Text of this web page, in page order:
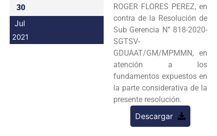
30
Jul
2021
ROGER FLORES PEREZ, en
contra de la Resolución de
Sub Gerencia N” 818-2020-
SGTSV-
GDUAAT/GM/MPMMN, en
atención a los
fundamentos expuestos en
la parte considerativa de la
presente resolución.
Descargar